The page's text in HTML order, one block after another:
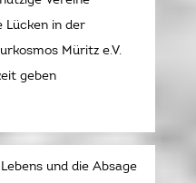
Lücken in der
Müritz e.V.
geben
und die Absage